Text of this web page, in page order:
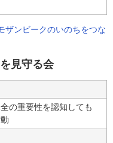
ンビークのいのちをつな
見守る会
の重要性を認知しても